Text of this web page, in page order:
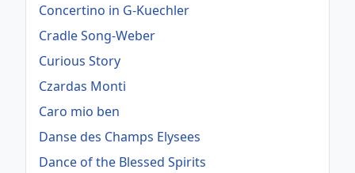
Concertino in G-Kuechler
Cradle Song-Weber
Curious Story
Czardas Monti
Caro mio ben
Danse des Champs Elysees
Dance of the Blessed Spirits